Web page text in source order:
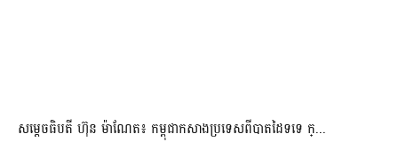
សម្ដេចធិបតី ហ៊ុន ម៉ាណែត៖ កម្ពុជាកសាងប្រទេសពីបាតដៃទទេ ក្...